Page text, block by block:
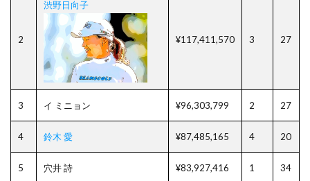
2
渋野日向子
¥117,411,570 3 27
3 イ ミニョン ¥96,303,799 2 27
4 鈴木 愛 ¥87,485,165 4 20
5 穴井 詩 ¥83,927,416 1 34